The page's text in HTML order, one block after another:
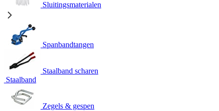
Sluitingsmaterialen
Spanbandtangen
Staalband scharen
Staalband
Zegels & gespen